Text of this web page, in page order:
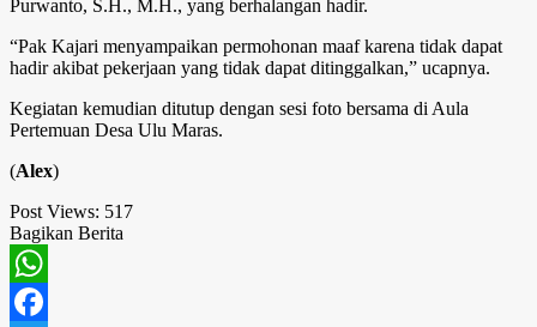
Purwanto, S.H., M.H., yang berhalangan hadir.
“Pak Kajari menyampaikan permohonan maaf karena tidak dapat
hadir akibat pekerjaan yang tidak dapat ditinggalkan,” ucapnya.
Kegiatan kemudian ditutup dengan sesi foto bersama di Aula
Pertemuan Desa Ulu Maras.
(Alex)
Post Views: 517
Bagikan Berita
WhatsApp